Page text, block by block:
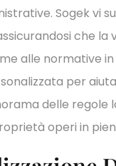
Sogek vi
che la
alle normative
per
delle regole
operi in